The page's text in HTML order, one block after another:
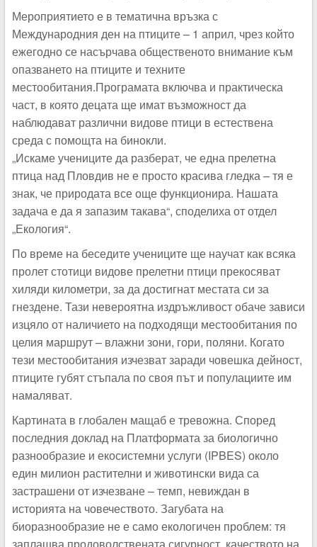
Мероприятието е в тематична връзка с
Международния ден на птиците – 1 април, чрез който
ежегодно се насърчава общественото внимание към
опазването на птиците и техните
местообитания.Програмата включва и практическа
част, в която децата ще имат възможност да
наблюдават различни видове птици в естествена
среда с помощта на бинокли.
„Искаме учениците да разберат, че една прелетна
птица над Пловдив не е просто красива гледка – тя е
знак, че природата все още функционира. Нашата
задача е да я запазим такава“, споделиха от отдел
„Екология“.
По време на беседите учениците ще научат как всяка
пролет стотици видове прелетни птици прекосяват
хиляди километри, за да достигнат местата си за
гнездене. Тази невероятна издръжливост обаче зависи
изцяло от наличието на подходящи местообитания по
целия маршрут – влажни зони, гори, поляни. Когато
тези местообитания изчезват заради човешка дейност,
птиците губят стъпала по своя път и популациите им
намаляват.
Картината в глобален мащаб е тревожна. Според
последния доклад на Платформата за биологично
разнообразие и екосистемни услуги (IPBES) около
един милион растителни и животински вида са
застрашени от изчезване – темп, невиждан в
историята на човечеството. Загубата на
биоразнообразие не е само екологичен проблем: тя
заплашва продоволствената сигурност, качеството на